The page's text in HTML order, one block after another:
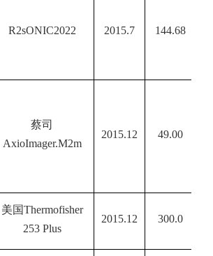
R2sONIC2022 2015.7 144.68
蔡司
AxioImager.M2m
2015.12 49.00
美国Thermofisher
253 Plus
2015.12 300.0